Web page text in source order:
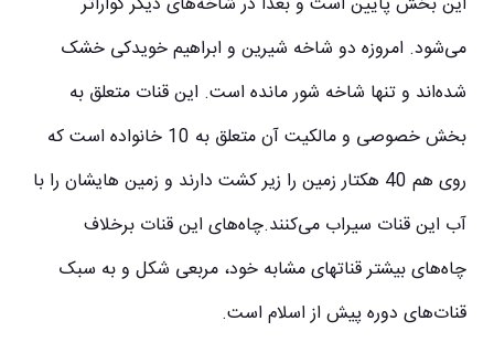
می‌شود. امروزه دو شاخه شیرین و ابراهیم خویدکی خشک
شده‌اند و تنها شاخه شور مانده است. این قنات متعلق به
بخش خصوصی و مالکیت آن متعلق به 10 خانواده است که
روی هم 40 هکتار زمین را زیر کشت دارند و زمین هایشان را با
آب این قنات سیراب می‌کنند.چاه‌های این قنات برخلاف
چاه‌های بیشتر قناتهای مشابه خود، مربعی شکل و به سبک
قنات‌های دوره پیش از اسلام است.